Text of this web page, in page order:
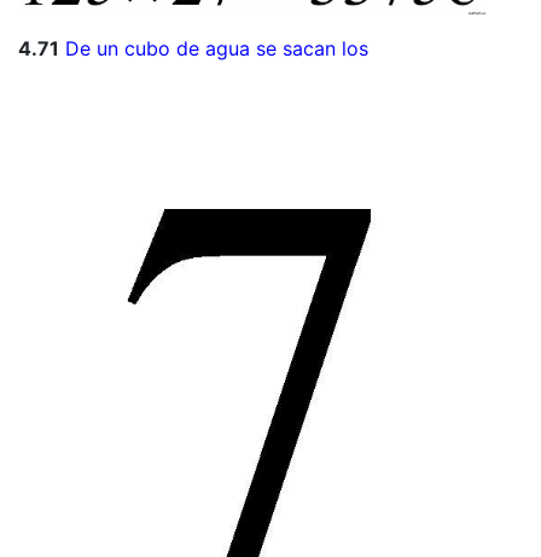
4.71 De un cubo de agua se sacan los